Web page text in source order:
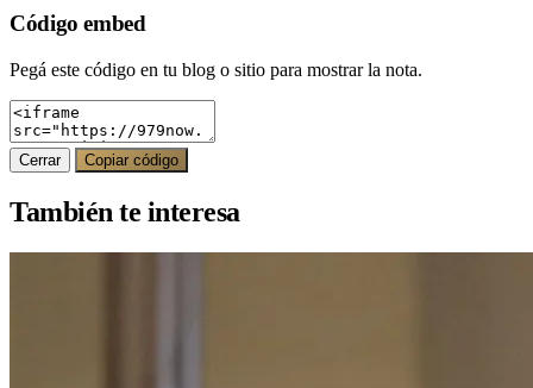
Código embed
Pegá este código en tu blog o sitio para mostrar la nota.
Cerrar Copiar código
También te interesa